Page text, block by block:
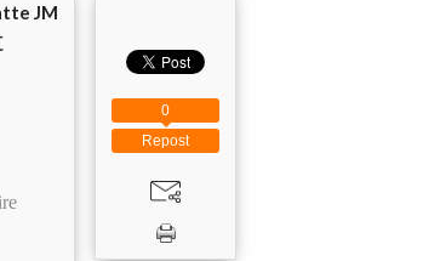
JM
Repost
0